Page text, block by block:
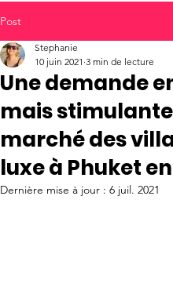
Post
Une demande
mais
marché des
luxe à Phuket en
Stephanie
10 juin 2021 3 min de lecture
Dernière mise à jour : 6 juil. 2021